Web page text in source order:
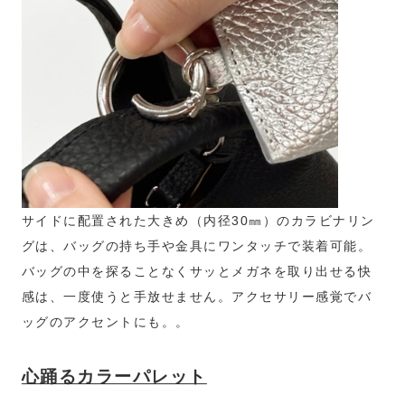
サイドに配置された大きめ（内径30㎜）のカラビナリン
グは、バッグの持ち手や金具にワンタッチで装着可能。
バッグの中を探ることなくサッとメガネを取り出せる快
感は、一度使うと手放せません。アクセサリー感覚でバ
ッグのアクセントにも。。
心踊るカラーパレット